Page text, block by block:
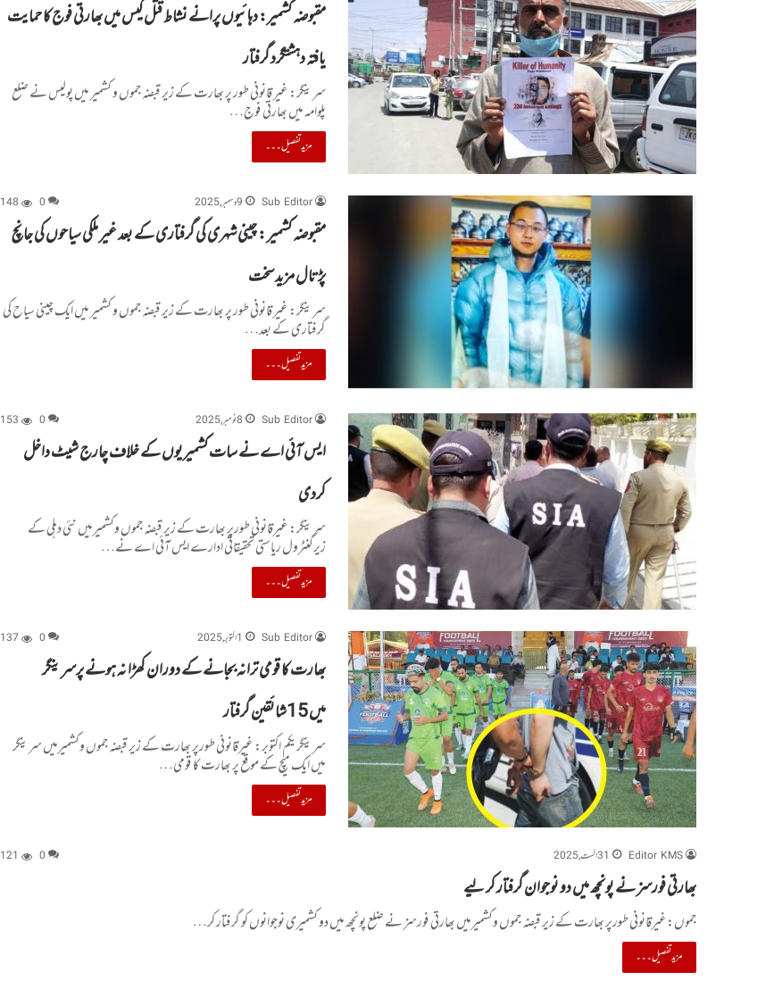
مقبوضہ کشمیر: دہائیوں پرانے نشاط قتل کیس میں بھارتی فوج کا حمایت
یافتہ دہشتگرد گرفتار
سرینگر: غیر قانونی طور پر بھارت کے زیر قبضہ جموں و کشمیر میں پولیس نے ضلع
پلوامہ میں بھارتی فوج…
مزید تفصیل۔۔۔
Sub Editor 9 دسمبر, 2025 0
148
مقبوضہ کشمیر : چینی شہری کی گرفتاری کے بعد غیر ملکی سیاحوں کی جانچ
پڑتال مزید سخت
سرینگر: غیر قانونی طور پر بھارت کے زیر قبضہ جموں و کشمیر میں ایک چینی سیاح کی
گرفتاری کے بعد…
مزید تفصیل۔۔۔
Sub Editor 8 نومبر, 2025 0
153
ایس آئی اے نے سات کشمیریوں کے خلاف چارج شیٹ داخل
کردی
سرینگر: غیرقانونی طورپر بھارت کے زیر قبضہ جموں وکشمیرمیں نئی دہلی کے
زیرکنٹرول ریاستی تحقیقاتی ادارے ایس آئی اے نے…
مزید تفصیل۔۔۔
Sub Editor 1 اکتوبر, 2025 0
137
بھارت کا قومی ترانہ بجانے کے دوران کھڑا نہ ہونے پرسرینگر
میں 15شائقین گرفتار
سرینگریکم اکتوبر: غیرقانونی طورپر بھارت کے زیر قبضہ جموں وکشمیرمیں سرینگر
میں ایک میچ کے موقع پر بھارت کا قومی…
مزید تفصیل۔۔۔
Editor KMS 31 اگست, 2025 0
121
بھارتی فورسز نے پونچھ میں دو نوجوان گرفتار کر لیے
جموں:غیرقانونی طورپر بھارت کے زیر قبضہ جموں وکشمیرمیں بھارتی فورسز نے ضلع پونچھ میں دو کشمیری نوجوانوں کو گرفتار کر…
مزید تفصیل۔۔۔